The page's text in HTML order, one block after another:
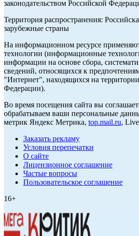
законодательством Российской
Территория распространения:
зарубежные страны
На информационном ресурсе
технологии (информационные
информации на основе сбора,
сведений, относящихся к
"Интернет", находящихся на
Федерации).
Во время посещения сайта вы
обрабатываем ваши персональные
метрик Яндекс Метрика, top.mail.ru,
Заказать рекламу
Условия перепечатки
О сайте
Лицензионное соглашение
Частые вопросы
Пользовательское соглашение
16+